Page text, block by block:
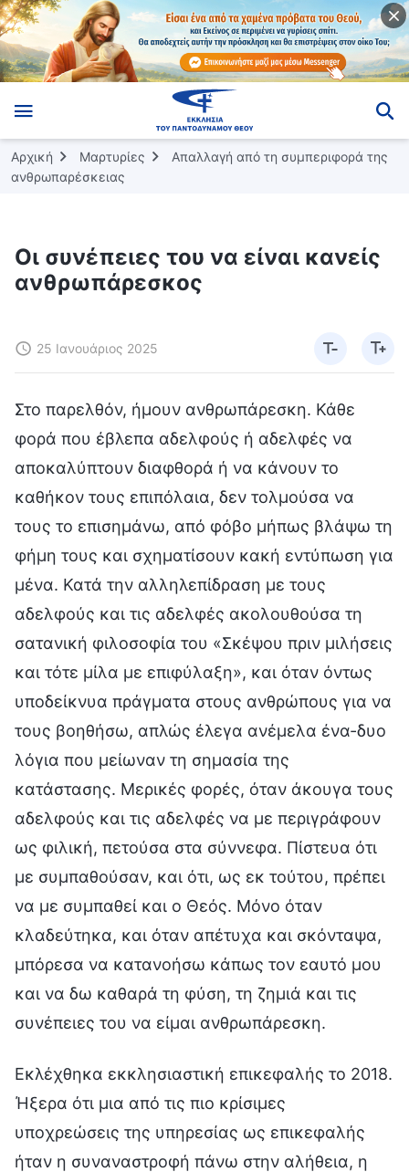
Αρχική Μαρτυρίες
Απαλλαγή από τη συμπεριφορά της
ανθρωπαρέσκειας
Οι συνέπειες του να είναι κανείς
ανθρωπάρεσκος
25 Ιανουάριος 2025
Στο παρελθόν, ήμουν ανθρωπάρεσκη. Κάθε
φορά που έβλεπα αδελφούς ή αδελφές να
αποκαλύπτουν διαφθορά ή να κάνουν το
καθήκον τους επιπόλαια, δεν τολμούσα να
τους το επισημάνω, από φόβο μήπως βλάψω τη
φήμη τους και σχηματίσουν κακή εντύπωση για
μένα. Κατά την αλληλεπίδραση με τους
αδελφούς και τις αδελφές ακολουθούσα τη
σατανική φιλοσοφία του «Σκέψου πριν μιλήσεις
και τότε μίλα με επιφύλαξη», και όταν όντως
υποδείκνυα πράγματα στους ανθρώπους για να
τους βοηθήσω, απλώς έλεγα ανέμελα ένα-δυο
λόγια που μείωναν τη σημασία της
κατάστασης. Μερικές φορές, όταν άκουγα τους
αδελφούς και τις αδελφές να με περιγράφουν
ως φιλική, πετούσα στα σύννεφα. Πίστευα ότι
με συμπαθούσαν, και ότι, ως εκ τούτου, πρέπει
να με συμπαθεί και ο Θεός. Μόνο όταν
κλαδεύτηκα, και όταν απέτυχα και σκόνταψα,
μπόρεσα να κατανοήσω κάπως τον εαυτό μου
και να δω καθαρά τη φύση, τη ζημιά και τις
συνέπειες του να είμαι ανθρωπάρεσκη.
Εκλέχθηκα εκκλησιαστική επικεφαλής το 2018.
Ήξερα ότι μια από τις πιο κρίσιμες
υποχρεώσεις της υπηρεσίας ως επικεφαλής
ήταν η συναναστροφή πάνω στην αλήθεια, η